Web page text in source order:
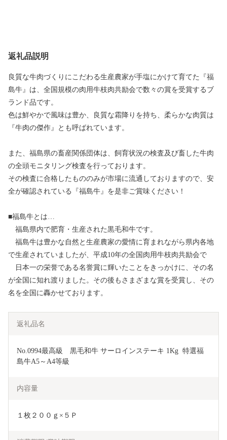
返礼品説明
良質な牛肉づくりにこだわる生産農家が手塩にかけて育てた『福
島牛』は、全国規模の肉用牛枝肉共励会で数々の賞を受賞するブ
ランド品です。
色は鮮やかで風味は豊か、良質な霜降りを持ち、柔らかな肉質は
『牛肉の傑作』とも呼ばれています。
また、福島県の畜産関係団体は、飼育状況の検査及び畜した牛肉
の全頭モニタリング検査を行っております。
その検査に合格したもののみが市場に流通しておりますので、安
全が確認されている『福島牛』を是非ご賞味ください！
■福島牛とは…
福島県内で肥育・生産された黒毛和牛です。
福島牛は豊かな自然と生産農家の愛情に育まれながら県内各地
で生産されていましたが、平成10年の全国肉用牛枝肉共励会で
日本一の栄誉である名誉賞に輝いたことをきっかけに、その名
が全国に知れ渡りました。その後もさまざまな賞を受賞し、その
名を全国に轟かせております。
返礼品名
No.0994最高級　黒毛和牛 サーロインステーキ 1Kg  特選福
島牛A5～A4等級
内容量
１枚２００ｇ×５Ｐ